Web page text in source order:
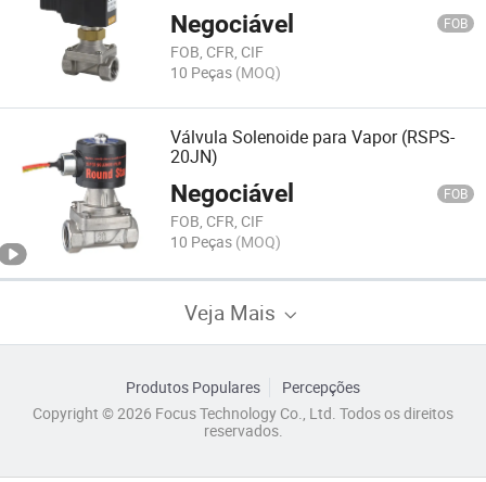
Negociável FOB
FOB, CFR, CIF
10 Peças (MOQ)
Válvula Solenoide para Vapor (RSPS-
20JN)
Negociável FOB
FOB, CFR, CIF
10 Peças (MOQ)
Veja Mais
Produtos Populares
Percepções
Copyright © 2026 Focus Technology Co., Ltd. Todos os direitos
reservados.